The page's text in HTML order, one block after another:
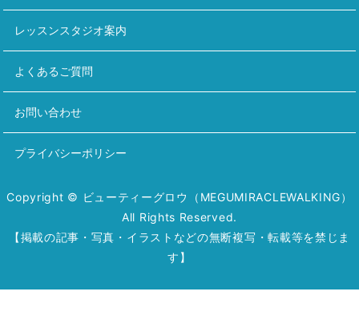
レッスンスタジオ案内
よくあるご質問
お問い合わせ
プライバシーポリシー
Copyright © ビューティーグロウ（MEGUMIRACLEWALKING）
All Rights Reserved.
【掲載の記事・写真・イラストなどの無断複写・転載等を禁じま
す】